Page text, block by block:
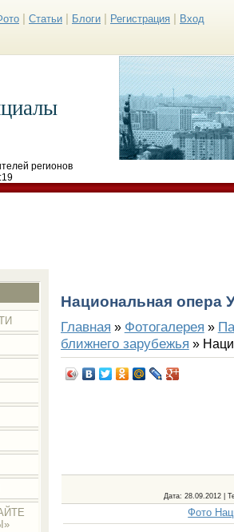
Статьи Блоги Регистрация Вход
регионов
Национальная опера
Главная » Фотогалерея »
ближнего зарубежья »
Дата: 28.09.2012 |
Фото